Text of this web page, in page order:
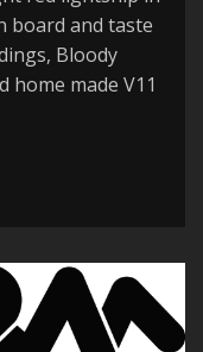
board and taste
Bloody
home made V11